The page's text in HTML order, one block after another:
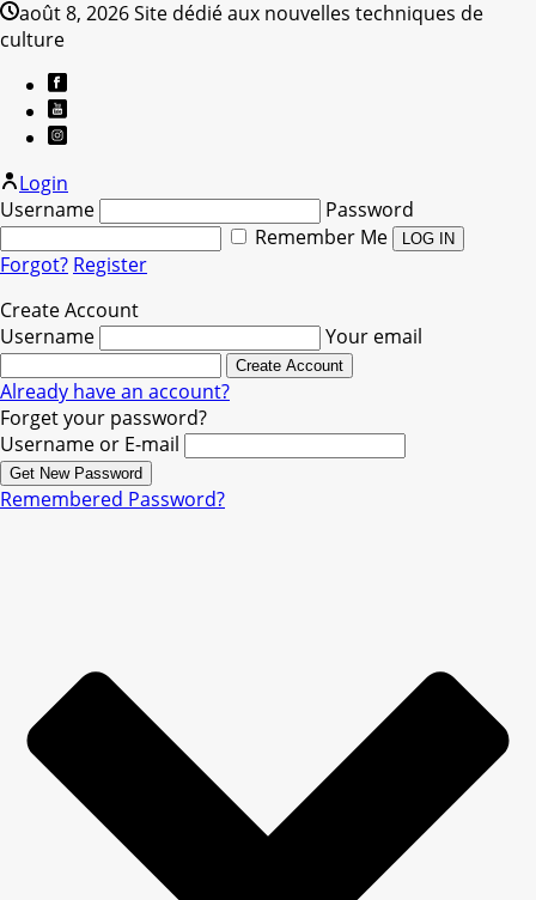
août 8, 2026Site dédié aux nouvelles techniques de
culture
Login
Username
Password
Remember Me
Forgot? Register
Create Account
Username
Your email
Already have an account?
Forget your password?
Username or E-mail
Remembered Password?